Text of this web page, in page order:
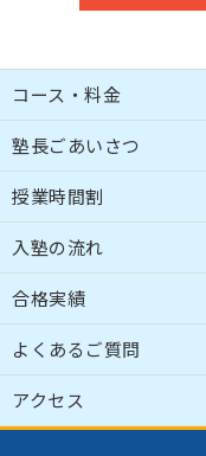
コース・料金
塾長ごあいさつ
授業時間割
入塾の流れ
合格実績
よくあるご質問
アクセス